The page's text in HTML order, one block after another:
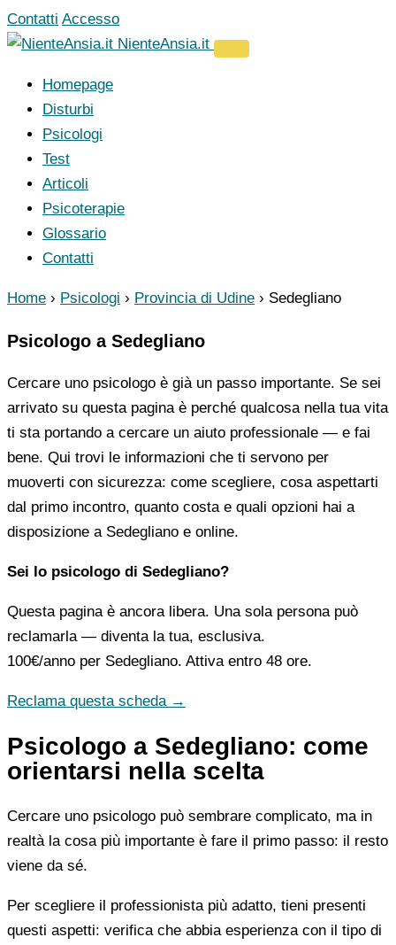
Vai
al
Contatti Accesso
NienteAnsia.it
Homepage
Disturbi
Psicologi
Test
Articoli
Psicoterapie
Glossario
Contatti
Home › Psicologi › Provincia di Udine › Sedegliano
Psicologo a Sedegliano
Cercare uno psicologo è già un passo importante. Se sei
arrivato su questa pagina è perché qualcosa nella tua vita
ti sta portando a cercare un aiuto professionale — e fai
bene. Qui trovi le informazioni che ti servono per
muoverti con sicurezza: come scegliere, cosa aspettarti
dal primo incontro, quanto costa e quali opzioni hai a
disposizione a Sedegliano e online.
Sei lo psicologo di Sedegliano?
Questa pagina è ancora libera. Una sola persona può
reclamarla — diventa la tua, esclusiva.
100€/anno per Sedegliano. Attiva entro 48 ore.
Reclama questa scheda →
Psicologo a Sedegliano: come
orientarsi nella scelta
Cercare uno psicologo può sembrare complicato, ma in
realtà la cosa più importante è fare il primo passo: il resto
viene da sé.
Per scegliere il professionista più adatto, tieni presenti
questi aspetti: verifica che abbia esperienza con il tipo di